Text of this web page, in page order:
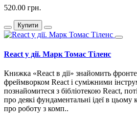
520.00 грн.
Купити
React у дії. Марк Томас Тіленс
Книжка «React в дії» знайомить
фреймворком React і суміжними
познайомитеся з бібліотекою React,
про деякі фундаментальні ідеї в цьому
про роботу з комп..